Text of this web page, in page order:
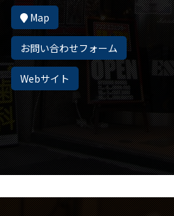
Map
お問い合わせフォーム
Webサイト